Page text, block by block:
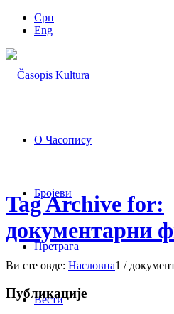
Срп
Eng
О Часопису
Бројеви
Претрага
Вести
Tag Archive for:
документарни
Ви сте овде: Насловна1 /
Публикације